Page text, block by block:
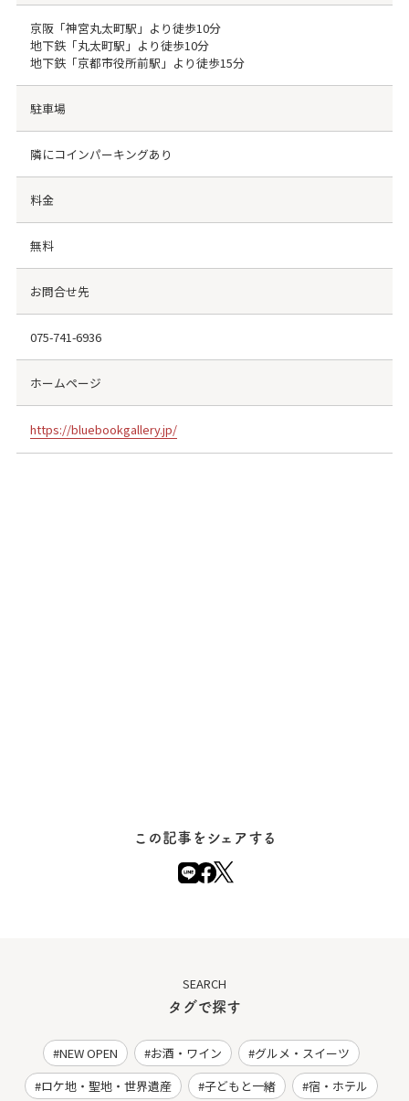
京阪「神宮丸太町駅」より徒歩10分
地下鉄「丸太町駅」より徒歩10分
地下鉄「京都市役所前駅」より徒歩15分
駐車場
隣にコインパーキングあり
料金
無料
お問合せ先
075-741-6936
ホームページ
https://bluebookgallery.jp/
この記事をシェアする
SEARCH
タグで探す
NEW OPEN お酒・ワイン
グルメ・スイーツ
ロケ地・聖地・世界遺産
子どもと一緒 宿・ホテル